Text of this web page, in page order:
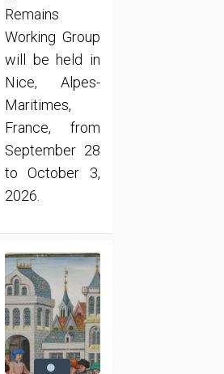
Remains
Working Group
will be held in
Nice, Alpes-
Maritimes,
France, from
September 28
to October 3,
2026.